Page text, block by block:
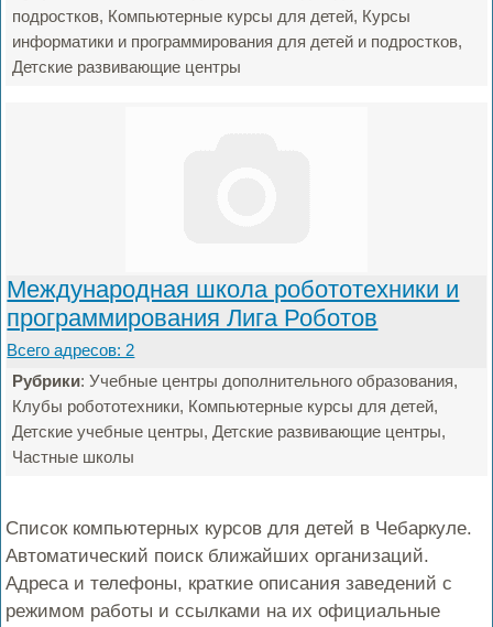
подростков, Компьютерные курсы для детей, Курсы
информатики и программирования для детей и подростков,
Детские развивающие центры
Международная школа робототехники и
программирования Лига Роботов
Всего адресов: 2
Рубрики: Учебные центры дополнительного образования,
Клубы робототехники, Компьютерные курсы для детей,
Детские учебные центры, Детские развивающие центры,
Частные школы
Список компьютерных курсов для детей в Чебаркуле.
Автоматический поиск ближайших организаций.
Адреса и телефоны, краткие описания заведений с
режимом работы и ссылками на их официальные